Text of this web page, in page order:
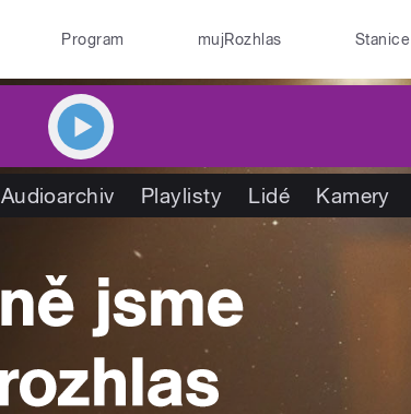
Program mujRozhlas Stanice
Audioarchiv Playlisty Lidé Kamery